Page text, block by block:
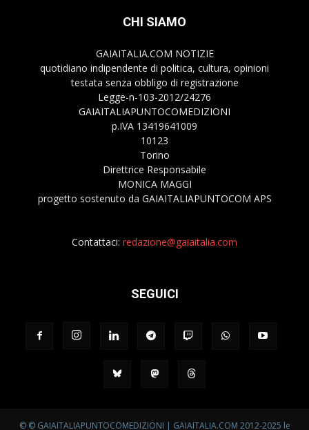
CHI SIAMO
GAIAITALIA.COM NOTIZIE
quotidiano indipendente di politica, cultura, opinioni
testata senza obbligo di registrazione
Legge-n-103-2012/24276
GAIAITALIAPUNTOCOMEDIZIONI
p.IVA 13419641009
10123
Torino
Direttrice Responsabile
MONICA MAGGI
progetto sostenuto da GAIAITALIAPUNTOCOM APS
Contattaci: redazione@gaiaitalia.com
SEGUICI
© © GAIAITALIAPUNTOCOMEDIZIONI | GAIAITALIA.COM 2012-2025 le